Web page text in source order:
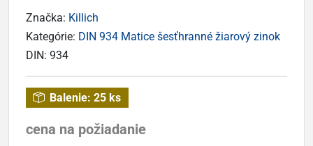
Značka: Killich
Kategórie: DIN 934 Matice šesťhranné žiarový zinok
DIN: 934
Balenie: 25 ks
cena na požiadanie